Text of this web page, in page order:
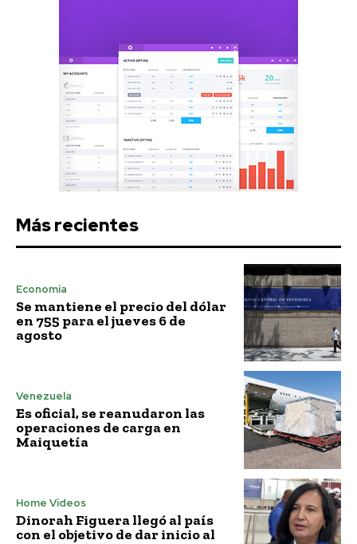
Más recientes
Economía
Se mantiene el precio del dólar
en 755 para el jueves 6 de
agosto
Venezuela
Es oficial, se reanudaron las
operaciones de carga en
Maiquetía
Home Vídeos
Dinorah Figuera llegó al país
con el objetivo de dar inicio al